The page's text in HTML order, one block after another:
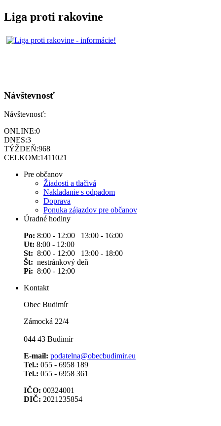
Liga proti rakovine
Návštevnosť
Návštevnosť:
ONLINE:0
DNES:3
TÝŽDEŇ:968
CELKOM:1411021
Pre občanov
Žiadosti a tlačivá
Nakladanie s odpadom
Doprava
Ponuka zájazdov pre občanov
Úradné hodiny
Po: 8:00 - 12:00 13:00 - 16:00
Ut: 8:00 - 12:00
St: 8:00 - 12:00 13:00 - 18:00
Št: nestránkový deň
Pi: 8:00 - 12:00
Kontakt
Obec Budimír
Zámocká 22/4
044 43 Budimír
E-mail: podatelna@obecbudimir.eu
Tel.: 055 - 6958 189
Tel.: 055 - 6958 361
IČO: 00324001
DIČ: 2021235854